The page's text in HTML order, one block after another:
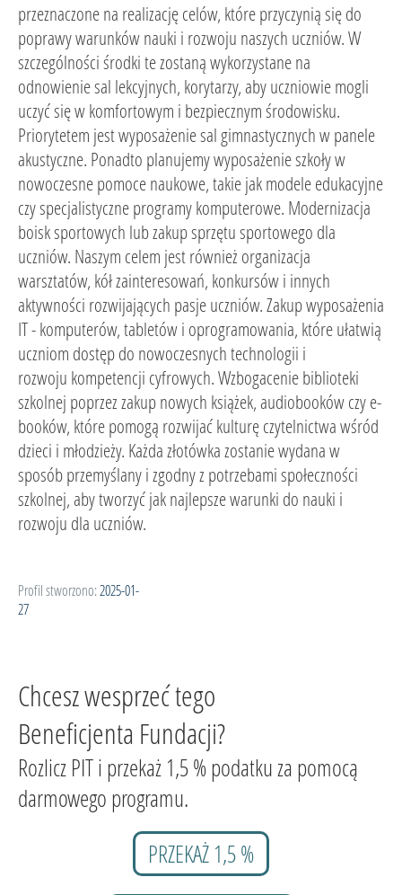
przeznaczone na realizację celów, które przyczynią się do
poprawy warunków nauki i rozwoju naszych uczniów. W
szczególności środki te zostaną wykorzystane na
odnowienie sal lekcyjnych, korytarzy, aby uczniowie mogli
uczyć się w komfortowym i bezpiecznym środowisku.
Priorytetem jest wyposażenie sal gimnastycznych w panele
akustyczne. Ponadto planujemy wyposażenie szkoły w
nowoczesne pomoce naukowe, takie jak modele edukacyjne
czy specjalistyczne programy komputerowe. Modernizacja
boisk sportowych lub zakup sprzętu sportowego dla
uczniów. Naszym celem jest również organizacja
warsztatów, kół zainteresowań, konkursów i innych
aktywności rozwijających pasje uczniów. Zakup wyposażenia
IT - komputerów, tabletów i oprogramowania, które ułatwią
uczniom dostęp do nowoczesnych technologii i
rozwoju kompetencji cyfrowych. Wzbogacenie biblioteki
szkolnej poprzez zakup nowych książek, audiobooków czy e-
booków, które pomogą rozwijać kulturę czytelnictwa wśród
dzieci i młodzieży. Każda złotówka zostanie wydana w
sposób przemyślany i zgodny z potrzebami społeczności
szkolnej, aby tworzyć jak najlepsze warunki do nauki i
rozwoju dla uczniów.
Profil stworzono: 2025-01-
27
Chcesz wesprzeć tego
Beneficjenta Fundacji?
Rozlicz PIT i przekaż 1,5 % podatku za pomocą
darmowego programu.
PRZEKAŻ 1,5 %